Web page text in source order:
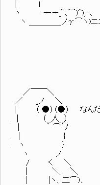
ヽ -一ー_~､⌒)^),-､ |
ヽ ＿＿＿＿,ノγ⌒
／￣￣＼
／ _ノ ＼
| （ ●）（●） なんだ
. | （__人__）
| ｀ ⌒´ﾉ
. | }
. ヽ }
ヽ ノ
/ く ＼
| ＼ ＼
| |ヽ、二